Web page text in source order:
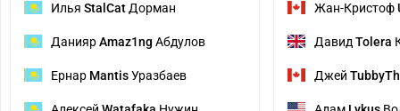
Илья StalCat Дорман
ДаниярAmaz1ng Абдулов
Ернар MantisУразбаев
Жан-Кристоф
ДавидTolera
Джей